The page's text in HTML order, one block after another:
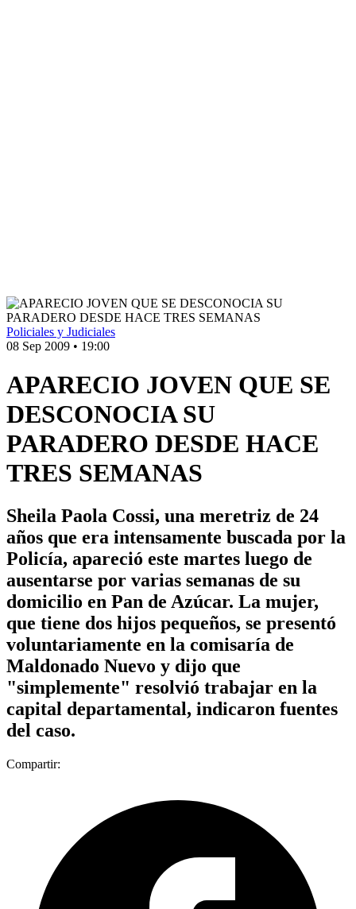
Policiales y Judiciales
08 Sep 2009 • 19:00
APARECIO JOVEN QUE SE
DESCONOCIA SU
PARADERO DESDE HACE
TRES SEMANAS
Sheila Paola Cossi, una meretriz de 24
años que era intensamente buscada por la
Policía, apareció este martes luego de
ausentarse por varias semanas de su
domicilio en Pan de Azúcar. La mujer,
que tiene dos hijos pequeños, se presentó
voluntariamente en la comisaría de
Maldonado Nuevo y dijo que
"simplemente" resolvió trabajar en la
capital departamental, indicaron fuentes
del caso.
Compartir: